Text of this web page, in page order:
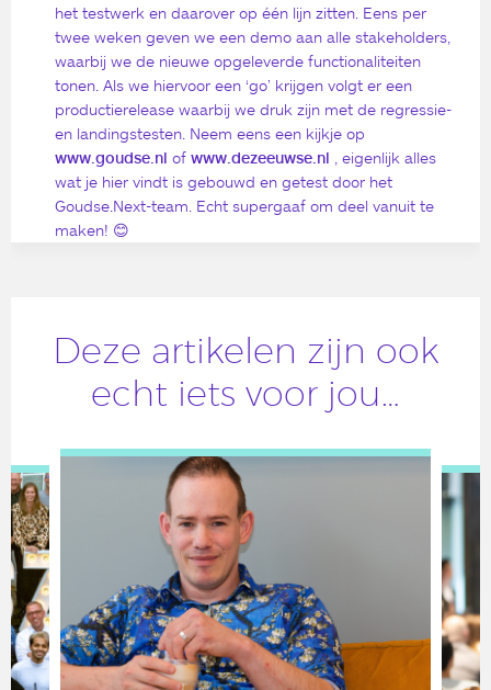
het testwerk en daarover op één lijn zitten. Eens per
twee weken geven we een demo aan alle stakeholders,
waarbij we de nieuwe opgeleverde functionaliteiten
tonen. Als we hiervoor een ‘go’ krijgen volgt er een
productierelease waarbij we druk zijn met de regressie-
en landingstesten. Neem eens een kijkje op
www.goudse.nl of www.dezeeuwse.nl , eigenlijk alles
wat je hier vindt is gebouwd en getest door het
Goudse.Next-team. Echt supergaaf om deel vanuit te
maken! 😊
Deze artikelen zijn ook
echt iets voor jou…